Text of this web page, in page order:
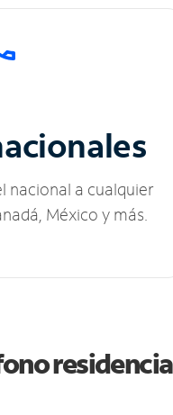
nacional a cualquier
México y más.